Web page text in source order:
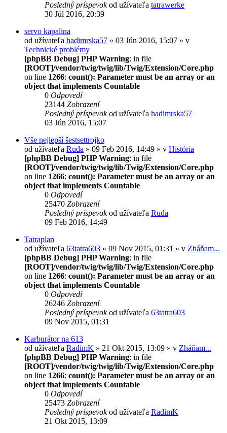
Posledný príspevokod užívateľa tatrawerke
30 Júl 2016, 20:39
servo kapalina
od užívateľa hadimrska57 » 03 Jún 2016, 15:07 » v
Technické problémy
[phpBB Debug] PHP Warning: in file
[ROOT]/vendor/twig/twig/lib/Twig/Extension/Core.php
on line 1266: count(): Parameter must be an array or an
object that implements Countable
0 Odpovedí
23144 Zobrazení
Posledný príspevokod užívateľa hadimrska57
03 Jún 2016, 15:07
Vše nejlepší šestsettrojko
od užívateľa Ruda » 09 Feb 2016, 14:49 » v História
[phpBB Debug] PHP Warning: in file
[ROOT]/vendor/twig/twig/lib/Twig/Extension/Core.php
on line 1266: count(): Parameter must be an array or an
object that implements Countable
0 Odpovedí
25470 Zobrazení
Posledný príspevokod užívateľa Ruda
09 Feb 2016, 14:49
Tatraplan
od užívateľa 63tatra603 » 09 Nov 2015, 01:31 » v Zháňam...
[phpBB Debug] PHP Warning: in file
[ROOT]/vendor/twig/twig/lib/Twig/Extension/Core.php
on line 1266: count(): Parameter must be an array or an
object that implements Countable
0 Odpovedí
26246 Zobrazení
Posledný príspevokod užívateľa 63tatra603
09 Nov 2015, 01:31
Karburátor na 613
od užívateľa RadimK » 21 Okt 2015, 13:09 » v Zháňam...
[phpBB Debug] PHP Warning: in file
[ROOT]/vendor/twig/twig/lib/Twig/Extension/Core.php
on line 1266: count(): Parameter must be an array or an
object that implements Countable
0 Odpovedí
25473 Zobrazení
Posledný príspevokod užívateľa RadimK
21 Okt 2015, 13:09